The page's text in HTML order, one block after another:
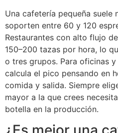
Una cafetería pequeña suele
soporten entre 60 y 120
Restaurantes con alto flujo
150–200 tazas por hora, lo
o tres grupos. Para oficinas
calcula el pico pensando en
comida y salida. Siempre
mayor a la que crees
botella en la producción.